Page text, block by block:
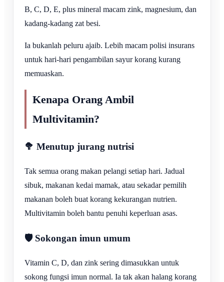
B, C, D, E, plus mineral macam zink, magnesium, dan
kadang-kadang zat besi.
Ia bukanlah peluru ajaib. Lebih macam polisi insurans
untuk hari-hari pengambilan sayur korang kurang
memuaskan.
Kenapa Orang Ambil
Multivitamin?
🥦 Menutup jurang nutrisi
Tak semua orang makan pelangi setiap hari. Jadual
sibuk, makanan kedai mamak, atau sekadar pemilih
makanan boleh buat korang kekurangan nutrien.
Multivitamin boleh bantu penuhi keperluan asas.
🛡️ Sokongan imun umum
Vitamin C, D, dan zink sering dimasukkan untuk
sokong fungsi imun normal. Ia tak akan halang korang